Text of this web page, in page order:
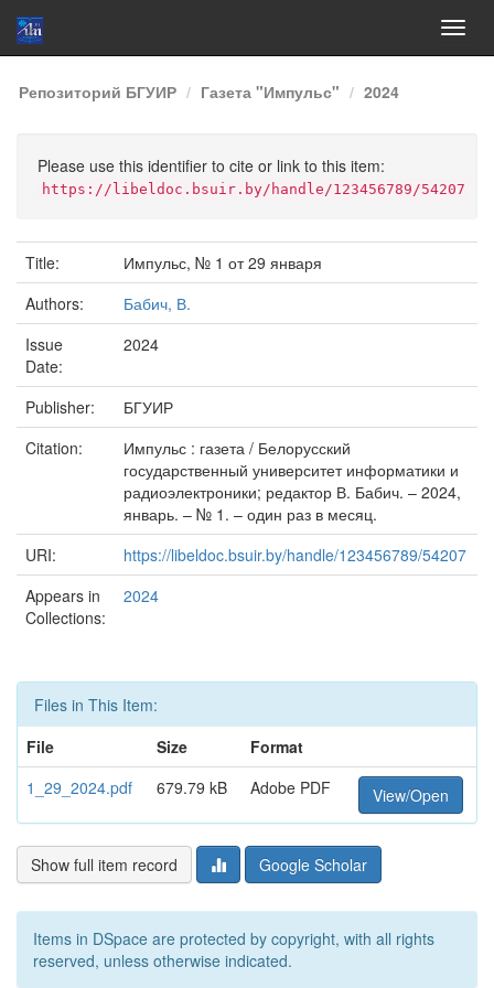
Skip
navigation
Репозиторий БГУИР Газета "Импульс" 2024
Please use this identifier to cite or link to this item:
https://libeldoc.bsuir.by/handle/123456789/54207
Title:
Импульс, № 1 от 29 января
Authors:
Бабич, В.
Issue
Date:
2024
Publisher:
БГУИР
Citation:
Импульс : газета / Белорусский
государственный университет информатики и
радиоэлектроники; редактор В. Бабич. – 2024,
январь. – № 1. – один раз в месяц.
URI:
https://libeldoc.bsuir.by/handle/123456789/54207
Appears in
Collections:
2024
Files in This Item:
File
Size
Format
1_29_2024.pdf
679.79 kB Adobe PDF View/Open
Show full item record Google Scholar
Items in DSpace are protected by copyright, with all rights
reserved, unless otherwise indicated.